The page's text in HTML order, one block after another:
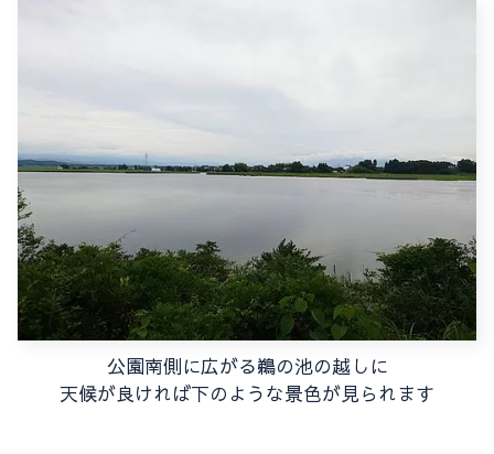
公園南側に広がる鵜の池の越しに
天候が良ければ下のような景色が見られます